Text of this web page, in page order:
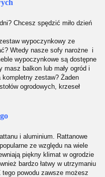
Chcesz spędzić miło dzień
wypoczynkowy ze
Wtedy nasze sofy narożne i
wypoczynkowe są dostępne
masz balkon lub mały ogród i
zestaw? Żaden
ogrodowych, krzeseł
i aluminium.
Rattanowe
ze względu na wiele
piękny klimat w ogrodzie
bardzo łatwy w utrzymaniu
powodu zawsze możesz